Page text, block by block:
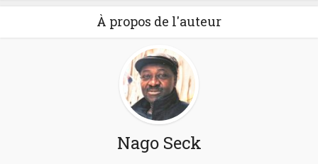
À propos de l'auteur
Nago Seck